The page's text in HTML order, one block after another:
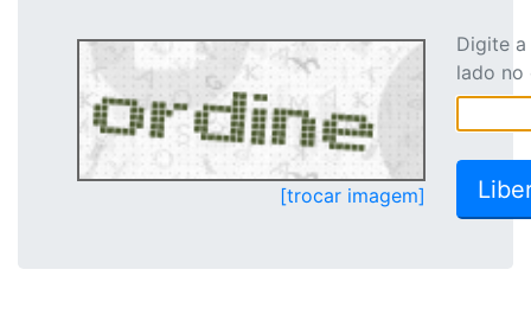
[trocar imagem]
Digite
lado no